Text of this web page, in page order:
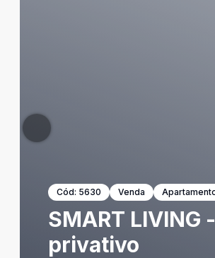
Cód: 5630 Venda
SMART
privativo